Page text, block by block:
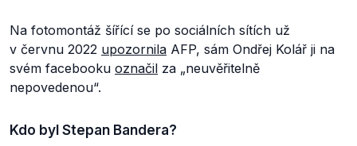
Na fotomontáž šířící se po sociálních sítích už
v červnu 2022 upozornila AFP, sám Ondřej Kolář ji na
svém facebooku označil za „neuvěřitelně
nepovedenou“.
Kdo byl Stepan Bandera?